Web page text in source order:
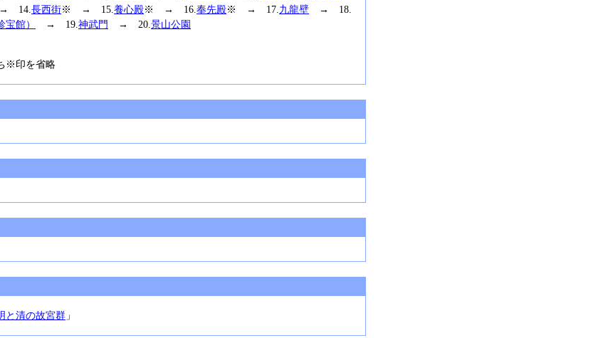
14. 長西街※ → 15. 養心殿※ → 16. 奉先殿※ → 17. 九龍壁 → 18.
館）
→ 19. 神武門 → 20. 景山公園
※印を省略
と清の故宮群 」